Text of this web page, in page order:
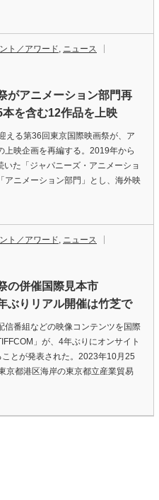
ト／アワード, ニュース
がアニメーション部門再
を含む12作品を上映
える第36回東京国際映画祭が、ア
上映企画を再編する。2019年から
た「ジャパニーズ・アニメーショ
アニメーション部門」とし、海外映
ト／アワード, ニュース
の併催国際見本市
ぶりリアル開催は竹芝で
番組などの映像コンテンツを国際
」が、4年ぶりにオンサイト
とが発表された。2023年10月25
京都港区海岸の東京都立産業貿易